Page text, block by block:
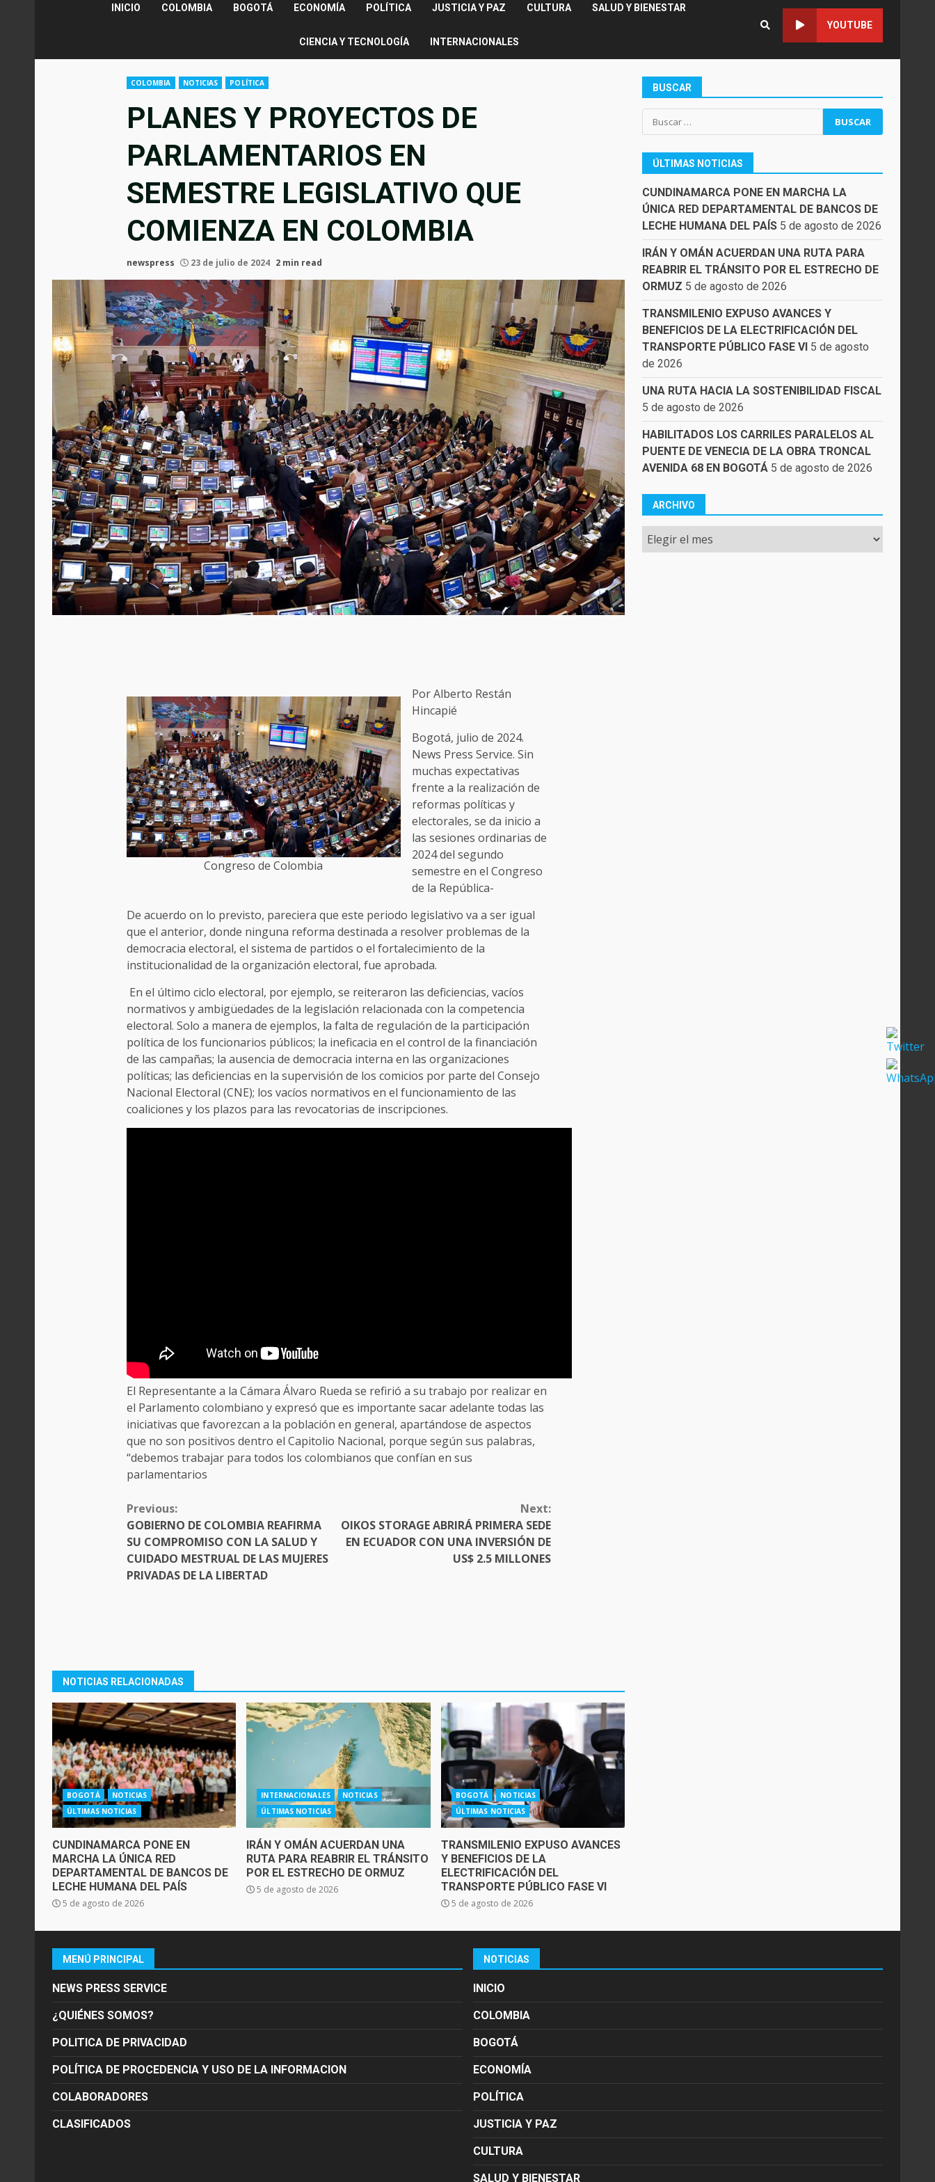
INICIO COLOMBIA BOGOTÁ ECONOMÍA POLÍTICA JUSTICIA Y PAZ CULTURA SALUD Y BIENESTAR
CIENCIA Y TECNOLOGÍA INTERNACIONALES
YOUTUBE
COLOMBIA NOTICIAS POLÍTICA
PLANES Y PROYECTOS DE
PARLAMENTARIOS EN
SEMESTRE LEGISLATIVO QUE
COMIENZA EN COLOMBIA
newspress 23 de julio de 2024 2 min read
Congreso de Colombia
Por Alberto Restán
Hincapié
Bogotá, julio de 2024.
News Press Service. Sin
muchas expectativas
frente a la realización de
reformas políticas y
electorales, se da inicio a
las sesiones ordinarias de
2024 del segundo
semestre en el Congreso
de la República-
De acuerdo on lo previsto, pareciera que este periodo legislativo va a ser igual
que el anterior, donde ninguna reforma destinada a resolver problemas de la
democracia electoral, el sistema de partidos o el fortalecimiento de la
institucionalidad de la organización electoral, fue aprobada.
En el último ciclo electoral, por ejemplo, se reiteraron las deficiencias, vacíos
normativos y ambigüedades de la legislación relacionada con la competencia
electoral. Solo a manera de ejemplos, la falta de regulación de la participación
política de los funcionarios públicos; la ineficacia en el control de la financiación
de las campañas; la ausencia de democracia interna en las organizaciones
políticas; las deficiencias en la supervisión de los comicios por parte del Consejo
Nacional Electoral (CNE); los vacíos normativos en el funcionamiento de las
coaliciones y los plazos para las revocatorias de inscripciones.
El Representante a la Cámara Álvaro Rueda se refirió a su trabajo por realizar en
el Parlamento colombiano y expresó que es importante sacar adelante todas las
iniciativas que favorezcan a la población en general, apartándose de aspectos
que no son positivos dentro el Capitolio Nacional, porque según sus palabras,
“debemos trabajar para todos los colombianos que confían en sus
parlamentarios
CONTINUE
READING
Previous:
GOBIERNO DE COLOMBIA REAFIRMA
SU COMPROMISO CON LA SALUD Y
CUIDADO MESTRUAL DE LAS MUJERES
PRIVADAS DE LA LIBERTAD
Next:
OIKOS STORAGE ABRIRÁ PRIMERA SEDE
EN ECUADOR CON UNA INVERSIÓN DE
US$ 2.5 MILLONES
NOTICIAS RELACIONADAS
BOGOTÁ
NOTICIAS
ÚLTIMAS NOTICIAS
CUNDINAMARCA PONE EN
MARCHA LA ÚNICA RED
DEPARTAMENTAL DE BANCOS DE
LECHE HUMANA DEL PAÍS
5 de agosto de 2026
INTERNACIONALES
NOTICIAS
ÚLTIMAS NOTICIAS
IRÁN Y OMÁN ACUERDAN UNA
RUTA PARA REABRIR EL TRÁNSITO
POR EL ESTRECHO DE ORMUZ
5 de agosto de 2026
BOGOTÁ
NOTICIAS
ÚLTIMAS NOTICIAS
TRANSMILENIO EXPUSO AVANCES
Y BENEFICIOS DE LA
ELECTRIFICACIÓN DEL
TRANSPORTE PÚBLICO FASE VI
5 de agosto de 2026
BUSCAR
Buscar:
ÚLTIMAS NOTICIAS
CUNDINAMARCA PONE EN MARCHA LA
ÚNICA RED DEPARTAMENTAL DE BANCOS DE
LECHE HUMANA DEL PAÍS 5 de agosto de 2026
IRÁN Y OMÁN ACUERDAN UNA RUTA PARA
REABRIR EL TRÁNSITO POR EL ESTRECHO DE
ORMUZ 5 de agosto de 2026
TRANSMILENIO EXPUSO AVANCES Y
BENEFICIOS DE LA ELECTRIFICACIÓN DEL
TRANSPORTE PÚBLICO FASE VI 5 de agosto
de 2026
UNA RUTA HACIA LA SOSTENIBILIDAD FISCAL
5 de agosto de 2026
HABILITADOS LOS CARRILES PARALELOS AL
PUENTE DE VENECIA DE LA OBRA TRONCAL
AVENIDA 68 EN BOGOTÁ 5 de agosto de 2026
ARCHIVO
Archivo
MENÚ PRINCIPAL
NEWS PRESS SERVICE
¿QUIÉNES SOMOS?
POLITICA DE PRIVACIDAD
POLÍTICA DE PROCEDENCIA Y USO DE LA INFORMACION
COLABORADORES
CLASIFICADOS
NOTICIAS
INICIO
COLOMBIA
BOGOTÁ
ECONOMÍA
POLÍTICA
JUSTICIA Y PAZ
CULTURA
SALUD Y BIENESTAR